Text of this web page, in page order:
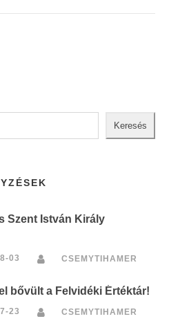
Keresés
Szent István Király
03 CSEMYTIHAMER
bővült a Felvidéki Értéktár!
23 CSEMYTIHAMER